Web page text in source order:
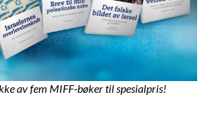
av fem MIFF-bøker til spesialpris!